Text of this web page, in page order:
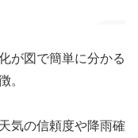
が図で簡単に分かる
。
気の信頼度や降雨確